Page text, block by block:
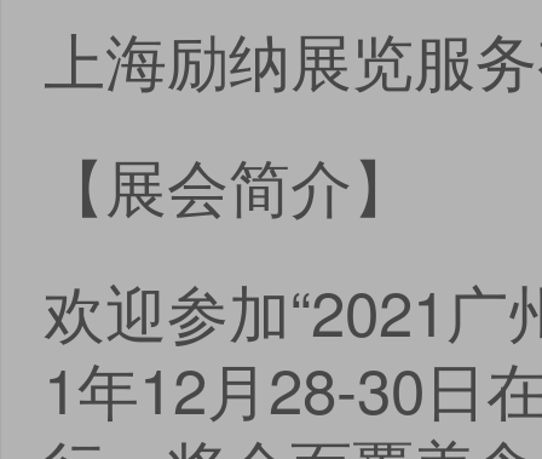
上海励纳展览服
【展会简介】
欢迎参加“2021
1年12月28-30日